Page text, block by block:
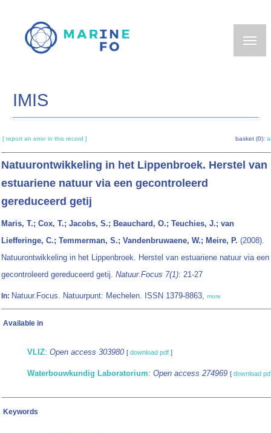
main
IMIS
[ report an error in this record ] basket (0):
Natuurontwikkeling in het Lippenbroek. Herstel van
estuariene natuur via een gecontroleerd
gereduceerd getij
Maris, T.; Cox, T.; Jacobs, S.; Beauchard, O.; Teuchies, J.; van
Liefferinge, C.; Temmerman, S.; Vandenbruwaene, W.; Meire, P. (2008).
Natuurontwikkeling in het Lippenbroek. Herstel van estuariene natuur via een
gecontroleerd gereduceerd getij. Natuur.Focus 7(1): 21-27
In: Natuur.Focus. Natuurpunt: Mechelen. ISSN 1379-8863, more
Available in
VLIZ: Open access 303980 [ download pdf ]
Waterbouwkundig Laboratorium: Open access 274969 [ download
Keywords